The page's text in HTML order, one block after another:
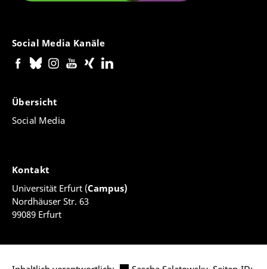
Social Media Kanäle
Übersicht
Social Media
Kontakt
Universität Erfurt (Campus)
Nordhäuser Str. 63
99089 Erfurt